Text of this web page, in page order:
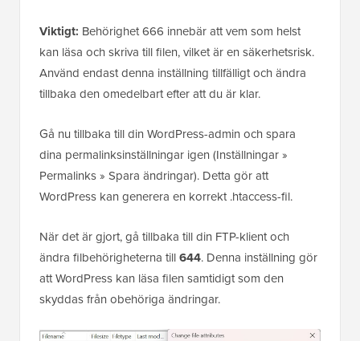
Viktigt: Behörighet 666 innebär att vem som helst
kan läsa och skriva till filen, vilket är en säkerhetsrisk.
Använd endast denna inställning tillfälligt och ändra
tillbaka den omedelbart efter att du är klar.
Gå nu tillbaka till din WordPress-admin och spara
dina permalinksinställningar igen (Inställningar »
Permalinks » Spara ändringar). Detta gör att
WordPress kan generera en korrekt .htaccess-fil.
När det är gjort, gå tillbaka till din FTP-klient och
ändra filbehörigheterna till644. Denna inställning gör
att WordPress kan läsa filen samtidigt som den
skyddas från obehöriga ändringar.